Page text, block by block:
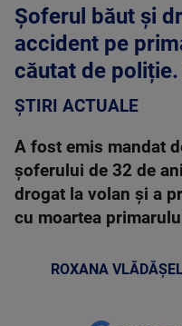
Șoferul băut și
accident pe
căutat de
ȘTIRI ACTUALE
A fost emis mandat
șoferului de 32 de
drogat la volan și a
cu moartea
ROXANA